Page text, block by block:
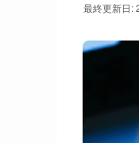
最終更新日: